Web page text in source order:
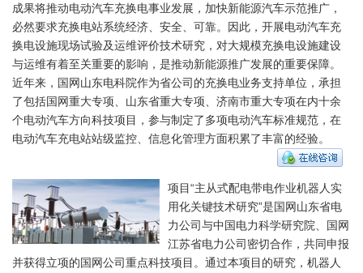
成果将推动电动汽车充换电事业发展，加快新能源汽车示范推广，
必然要求充换电站系统经济、安全、可靠。因此，开展电动汽车充
换电设施现场试验及运维评价技术研究，对大规模充换电设施建设
与运维有着至关重要的影响，是推动新能源推广发展的重要保障。
近年来，国网山东电科院作为省公司的充换电业务支持单位，承担
了包括国网重大专项、山东省重大专项、济南市重大专项在内十余
个电动汽车方向科技项目，参与制定了多项电动汽车标准规范，在
电动汽车充电站站级监控、信息化管理方面积累了丰富的经验。
项目“主从式配电带电作业机器人实
用化关键技术研究”是国网山东省电
力公司与中国电力科学研究院、国网
江苏省电力公司密切合作，共同申报
并获得立项的国网公司重点科技项目。通过本项目的研究，机器人